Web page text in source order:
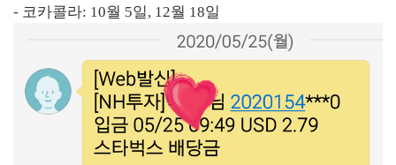
- 코카콜라: 10월 5일, 12월 18일